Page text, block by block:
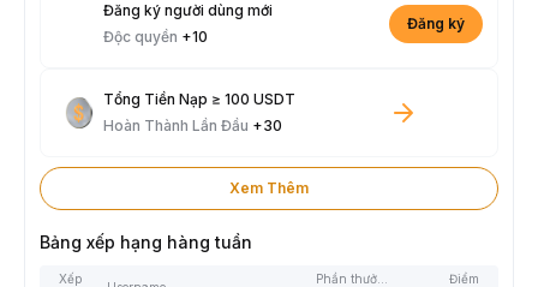
Đăng ký người dùng mới
Độc quyền +10
Đăng ký
Tổng Tiền Nạp ≥ 100 USDT
Hoàn Thành Lần Đầu +30
Xem Thêm
Bảng xếp hạng hàng tuần
Xếp
Điểm